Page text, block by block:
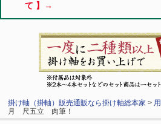
て 】→
掛け軸（掛軸）販売通販なら掛け軸総本家 >
月 尺五立 肉筆！